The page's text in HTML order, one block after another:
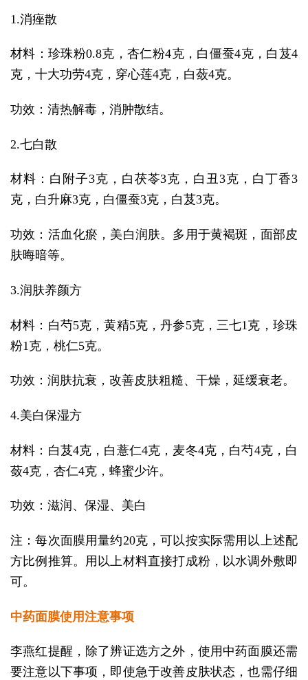
1.消痤散
材料：珍珠粉0.8克，杏仁粉4克，白僵蚕4克，白芨4
克，十大功劳4克，穿心莲4克，白蔹4克。
功效：清热解毒，消肿散结。
2.七白散
材料：白附子3克，白茯苓3克，白丑3克，白丁香3
克，白升麻3克，白僵蚕3克，白芨3克。
功效：活血化瘀，美白润肤。多用于黄褐斑，面部皮
肤晦暗等。
3.润肤养颜方
材料：白芍5克，黄精5克，丹参5克，三七1克，珍珠
粉1克，桃仁5克。
功效：润肤抗衰，改善皮肤粗糙、干燥，延缓衰老。
4.美白保湿方
材料：白芨4克，白薏仁4克，麦冬4克，白芍4克，白
蔹4克，杏仁4克，蜂蜜少许。
功效：滋润、保湿、美白
注：每次面膜用量约20克，可以按实际需用以上述配
方比例推算。用以上材料直接打成粉，以水调外敷即
可。
中药面膜使用注意事项
李燕红提醒，除了辨证选方之外，使用中药面膜还需
要注意以下事项，即使急于改善皮肤状态，也需仔细